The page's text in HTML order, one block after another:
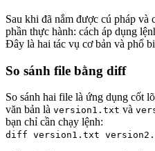
Sau khi đã nắm được cú pháp và
phần thực hành: cách áp dụng
Đây là hai tác vụ cơ bản và phổ
So sánh file bằng diff
So sánh hai file là ứng dụng cốt
văn bản là version1.txt và
bạn chỉ cần chạy lệnh:
diff version1.txt